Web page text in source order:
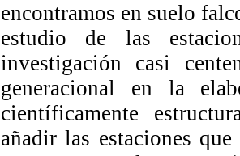
encontramos en suelo
estudio de las
investigación casi
generacional en la
científicamente
añadir las estaciones